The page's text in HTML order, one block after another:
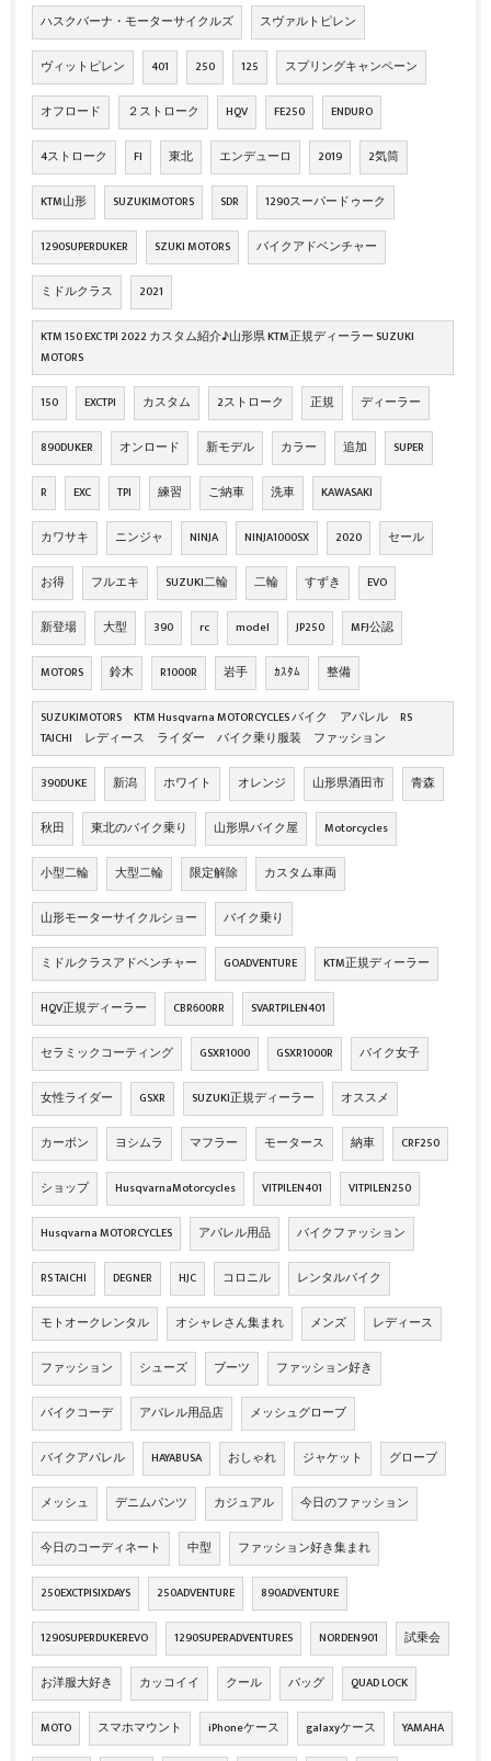
ハスクバーナ・モーターサイクルズ スヴァルトピレン
ヴィットピレン 401 250 125 スプリングキャンペーン
オフロード ２ストローク HQV FE250 ENDURO
4ストローク FI 東北 エンデューロ 2019 2気筒
KTM山形 SUZUKIMOTORS SDR 1290スーパードゥーク
1290SUPERDUKER SZUKI MOTORS バイクアドベンチャー
ミドルクラス 2021
KTM 150 EXC TPI 2022 カスタム紹介♪山形県 KTM正規ディーラー SUZUKI
MOTORS
150 EXCTPI カスタム 2ストローク 正規 ディーラー
890DUKER オンロード 新モデル カラー 追加 SUPER
R EXC TPI 練習 ご納車 洗車 KAWASAKI
カワサキ ニンジャ NINJA NINJA1000SX 2020 セール
お得 フルエキ SUZUKI二輪 二輪 すずき EVO
新登場 大型 390 rc model JP250 MFJ公認
MOTORS 鈴木 R1000R 岩手 ｶｽﾀﾑ 整備
SUZUKIMOTORS KTM Husqvarna MOTORCYCLES バイク アパレル RS
TAICHI レディース ライダー バイク乗り服装 ファッション
390DUKE 新潟 ホワイト オレンジ 山形県酒田市 青森
秋田 東北のバイク乗り 山形県バイク屋 Motorcycles
小型二輪 大型二輪 限定解除 カスタム車両
山形モーターサイクルショー バイク乗り
ミドルクラスアドベンチャー GOADVENTURE KTM正規ディーラー
HQV正規ディーラー CBR600RR SVARTPILEN401
セラミックコーティング GSXR1000 GSXR1000R バイク女子
女性ライダー GSXR SUZUKI正規ディーラー オススメ
カーボン ヨシムラ マフラー モータース 納車 CRF250
ショップ HusqvarnaMotorcycles VITPILEN401 VITPILEN250
Husqvarna MOTORCYCLES アパレル用品 バイクファッション
RS TAICHI DEGNER HJC コロニル レンタルバイク
モトオークレンタル オシャレさん集まれ メンズ レディース
ファッション シューズ ブーツ ファッション好き
バイクコーデ アパレル用品店 メッシュグローブ
バイクアパレル HAYABUSA おしゃれ ジャケット グローブ
メッシュ デニムパンツ カジュアル 今日のファッション
今日のコーディネート 中型 ファッション好き集まれ
250EXCTPISIXDAYS 250ADVENTURE 890ADVENTURE
1290SUPERDUKEREVO 1290SUPERADVENTURES NORDEN901 試乗会
お洋服大好き カッコイイ クール バッグ QUAD LOCK
MOTO スマホマウント iPhoneケース galaxyケース YAMAHA